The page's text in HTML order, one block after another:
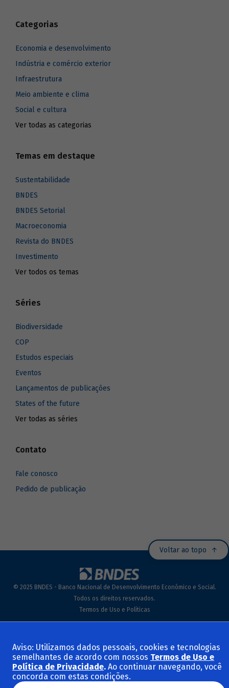
Categorias
Economia e desenvolvimento
Indústria e comércio exterior
Infraestrutura
Meio ambiente e clima
Social e cultura
Ver todas as categorias
Temas em destaque
Sustentabilidade
BNDES
BNDES Setorial
Macroeconomia
Revista do BNDES
Investimento
Ver todos os temas
Séries
Biodiversidade
COP
Estudos especiais
Eventos
Lançamentos de publicações
States of the future
Ver todas as séries
Contato
Fale conosco
Pedido de publicação
Voltar ao topo
© 2025 BNDES - Banco Nacional de Desenvolvimento Econômico e Social.
Todos os direitos reservados.
Termos de Uso e Políticas
Aviso: Utilizamos dados pessoais, cookies e tecnologias
semelhantes de acordo com nossos Termos de Uso e
Política de Privacidade. Ao continuar navegando, você
concorda com estas condições.